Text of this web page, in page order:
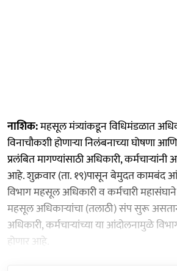
नाशिक:महसूल मंत्र्यांकडून विधिमंडळात
विनाचौकशी होणाऱ्या निलंबनाच्‍या घोषणा
प्रलंबित मागण्यांसाठी अधिकारी, कर्मचाऱ्यांनी
आहे. शुक्रवार (ता. १९)पासून बेमुदत कामबंद
विभाग महसूल अधिकारी व कर्मचारी महासंघाने
महसूल अधिकाऱ्यांचा (तलाठी) संप सुरू
अधिकारी, कर्मचाऱ्यांच्या या आंदोलनामुळे
होणार आहे.